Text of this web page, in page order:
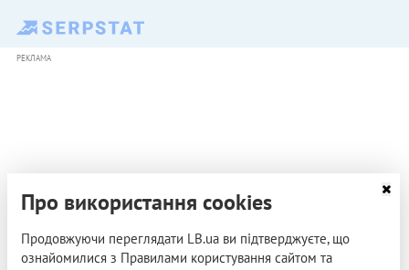
РЕКЛАМА
Про використання cookies
Продовжуючи переглядати LB.ua ви підтверджуєте, що
ознайомилися з Правилами користування сайтом та